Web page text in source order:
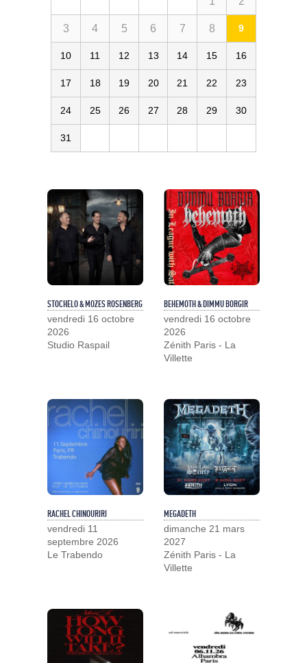
3 4 5 6 7 8 9
10 11 12 13 14 15 16
17 18 19 20 21 22 23
24 25 26 27 28 29 30
31
STOCHELO & MOZES ROSENBERG
vendredi 16 octobre
2026
Studio Raspail
BEHEMOTH & DIMMU BORGIR
vendredi 16 octobre
2026
Zénith Paris - La
Villette
RACHEL CHINOURIRI
vendredi 11
septembre 2026
Le Trabendo
MEGADETH
dimanche 21 mars
2027
Zénith Paris - La
Villette